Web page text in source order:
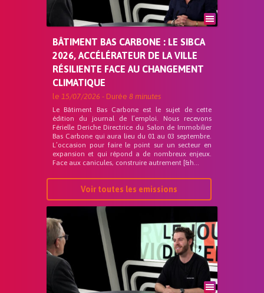
BÂTIMENT BAS CARBONE : LE SIBCA
2026, ACCÉLÉRATEUR DE LA VILLE
RÉSILIENTE FACE AU CHANGEMENT
CLIMATIQUE
le 15/07/2026 - Durée 8 minutes
Le Bâtiment Bas Carbone est le sujet de cette
édition du journal de l’emploi. Nous recevons
Férielle Deriche Directrice du Salon de Immobilier
Bas Carbone qui aura lieu du 01 au 03 septembre.
L’occasion pour faire le point sur un secteur en
expansion et qui répond a de nombreux enjeux.
Face aux canicules, construire autrement [&h...
Voir toutes les emissions